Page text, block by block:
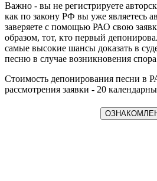
Важно - вы не регистрируете
как по закону РФ вы уже являетесь
заверяете с помощью РАО свою
образом, тот, кто первый
самые высокие шансы доказать в
песню в случае возникновения
Стоимость депонирования песни в
рассмотрения заявки - 20